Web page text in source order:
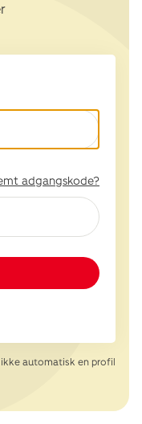
adgangskode?
automatisk en profil